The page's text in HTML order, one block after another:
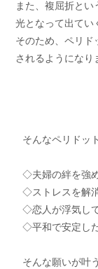
また、複屈折とい
光となって出てい
そのため、ペリド
されるようになり
そんなペリドッ
◇夫婦の絆を強
◇ストレスを解
◇恋人が浮気し
◇平和で安定し
そんな願いが叶